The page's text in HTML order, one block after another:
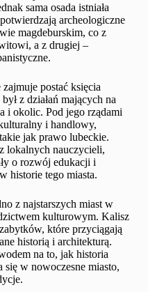
sama osada istniała
archeologiczne
magdeburskim, co z
a z drugiej –
postać księcia
z działań mających na
i okolic. Pod jego rządami
i handlowy,
jak prawo lubeckie.
lokalnych nauczycieli,
o rozwój edukacji i
historie tego miasta.
z najstarszych miast w
kulturowym. Kalisz
które przyciągają
historią i architekturą.
na to, jak historia
się w nowoczesne miasto,